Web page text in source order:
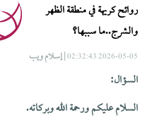
روائح كريهة في منطقة الظهر
والشرج..ما سببها؟
2026-05-05 02:32:43 | إسلام ويب
السؤال:
السلام عليكم ورحمة الله وبركاته.